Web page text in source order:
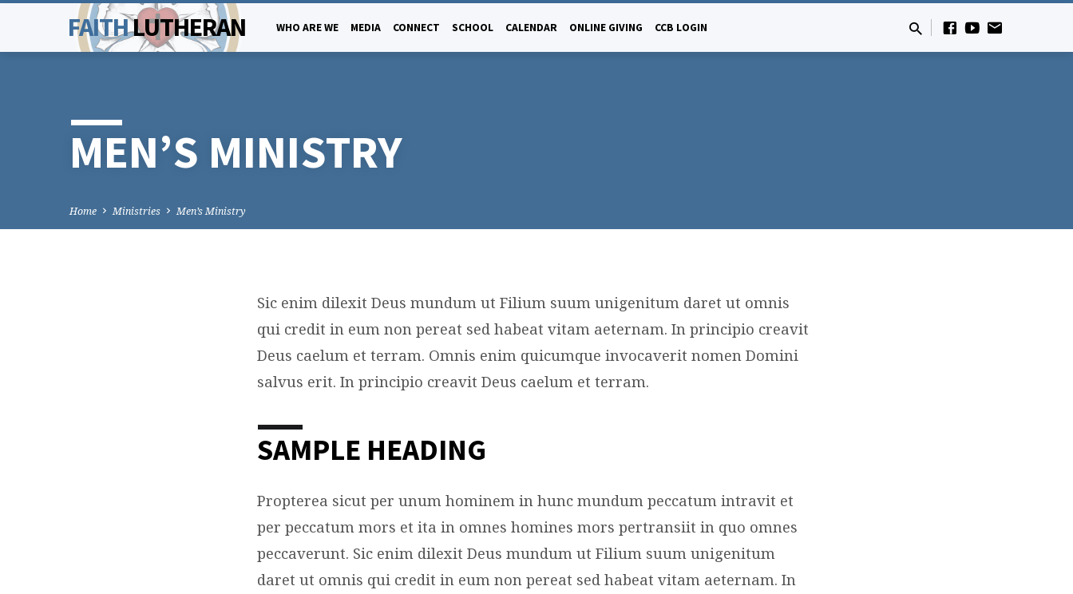
FAITHLUTHERAN WHO ARE WE MEDIA CONNECT SCHOOL CALENDAR ONLINE GIVING CCB LOGIN
MEN’S MINISTRY
Home Ministries Men’s Ministry
MEN’S
MINISTRY
Sic enim dilexit Deus mundum ut Filium suum unigenitum daret ut omnis
qui credit in eum non pereat sed habeat vitam aeternam. In principio creavit
Deus caelum et terram. Omnis enim quicumque invocaverit nomen Domini
salvus erit. In principio creavit Deus caelum et terram.
SAMPLE HEADING
Propterea sicut per unum hominem in hunc mundum peccatum intravit et
per peccatum mors et ita in omnes homines mors pertransiit in quo omnes
peccaverunt. Sic enim dilexit Deus mundum ut Filium suum unigenitum
daret ut omnis qui credit in eum non pereat sed habeat vitam aeternam. In